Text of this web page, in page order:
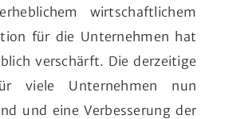
wirtschaftlichem
für die Unternehmen hat
verschärft. Die derzeitige
viele Unternehmen nun
und eine Verbesserung der